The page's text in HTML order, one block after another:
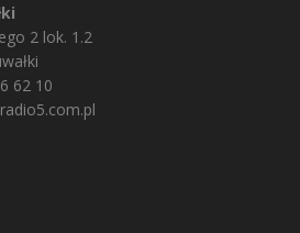
2 lok. 1.2
62 10